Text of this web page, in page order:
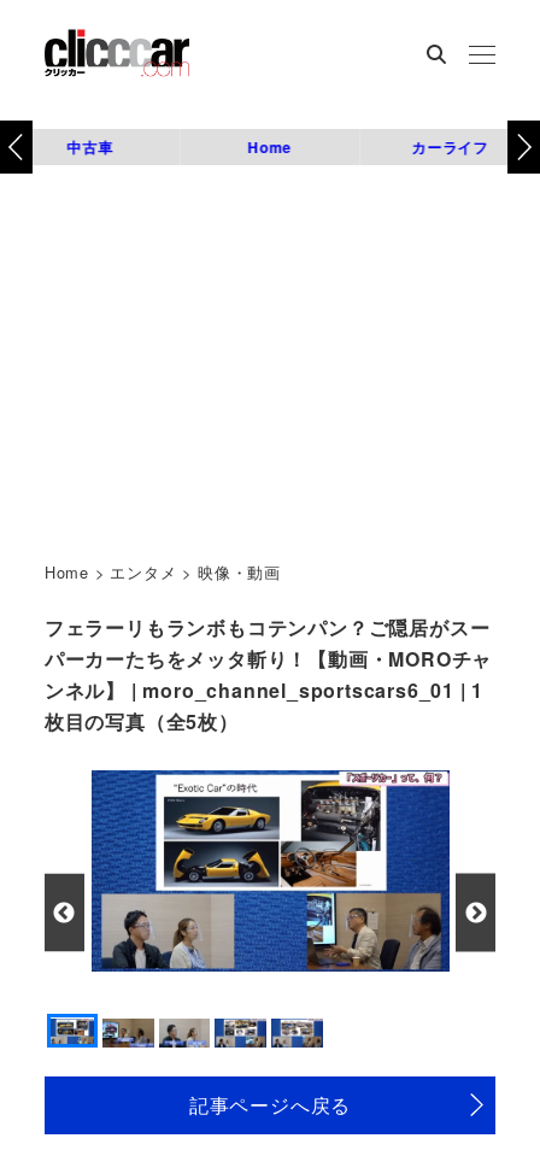
中古車 Home カーライフ
Home > エンタメ >映像・動画
フェラーリもランボもコテンパン？ご隠居がスー
パーカーたちをメッタ斬り！【動画・MOROチャ
ンネル】 | moro_channel_sportscars6_01 | 1
枚目の写真（全5枚）
記事ページへ戻る